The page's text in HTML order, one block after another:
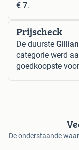
€ 7.
Prijscheck
De duurste
categorie werd
goedkoopste
De onderstaande